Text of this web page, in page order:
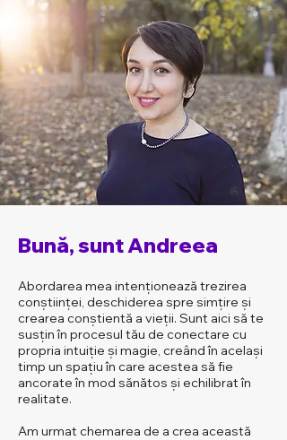
Bună, sunt Andreea
Abordarea mea intenționează trezirea
conștiinței, deschiderea spre simțire și
crearea conștientă a vieții. Sunt aici să te
susțin în procesul tău de conectare cu
propria intuiție și magie, creând în același
timp un spațiu în care acestea să fie
ancorate în mod sănătos și echilibrat în
realitate.
Am urmat chemarea de a crea această